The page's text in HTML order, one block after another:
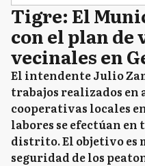
Tigre: El
con el plan de
vecinales en
El intendente Julio
trabajos realizados
cooperativas locales
labores se efectúan
distrito. El objetivo es
seguridad de los